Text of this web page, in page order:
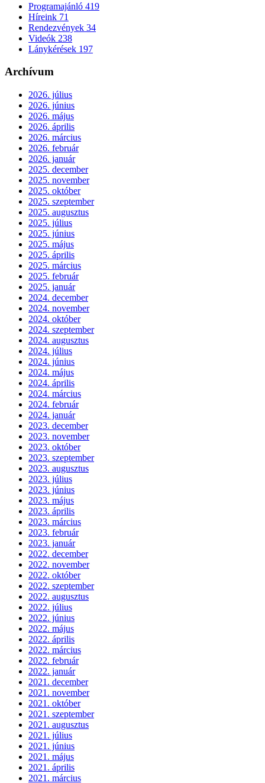
Programajánló 419
Híreink 71
Rendezvények 34
Videók 238
Lánykérések 197
Archívum
2026. július
2026. június
2026. május
2026. április
2026. március
2026. február
2026. január
2025. december
2025. november
2025. október
2025. szeptember
2025. augusztus
2025. július
2025. június
2025. május
2025. április
2025. március
2025. február
2025. január
2024. december
2024. november
2024. október
2024. szeptember
2024. augusztus
2024. július
2024. június
2024. május
2024. április
2024. március
2024. február
2024. január
2023. december
2023. november
2023. október
2023. szeptember
2023. augusztus
2023. július
2023. június
2023. május
2023. április
2023. március
2023. február
2023. január
2022. december
2022. november
2022. október
2022. szeptember
2022. augusztus
2022. július
2022. június
2022. május
2022. április
2022. március
2022. február
2022. január
2021. december
2021. november
2021. október
2021. szeptember
2021. augusztus
2021. július
2021. június
2021. május
2021. április
2021. március